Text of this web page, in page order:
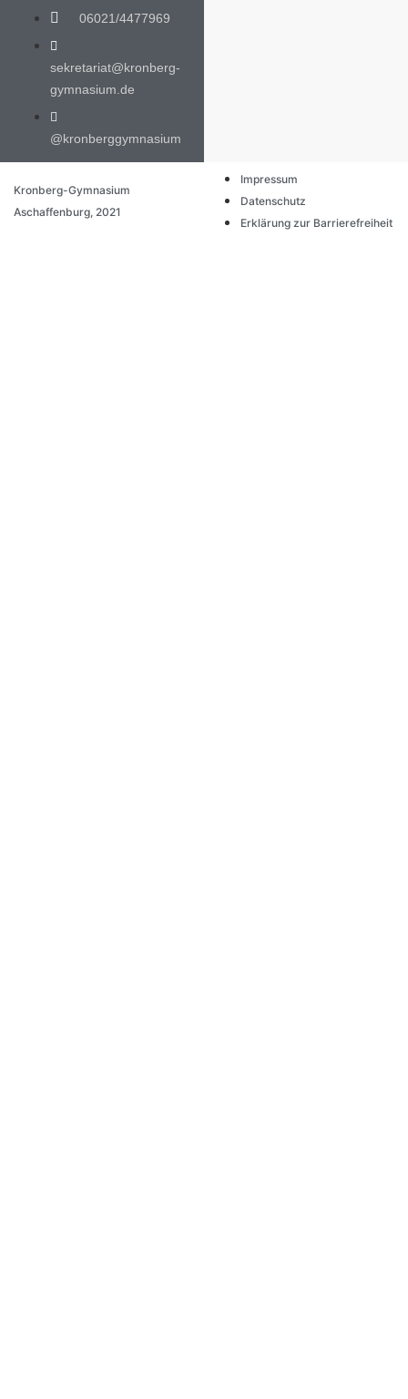
06021/4477969
sekretariat@kronberg-
gymnasium.de
@kronberggymnasium
Kronberg-Gymnasium
Aschaffenburg, 2021
Impressum
Datenschutz
Erklärung zur Barrierefreiheit